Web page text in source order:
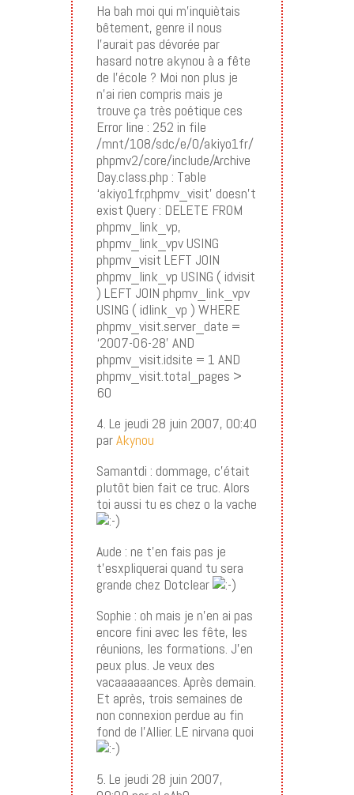
Ha bah moi qui m’inquiètais
bêtement, genre il nous
l’aurait pas dévorée par
hasard notre akynou à a fête
de l’école ? Moi non plus je
n’ai rien compris mais je
trouve ça très poétique ces
Error line : 252 in file
/mnt/108/sdc/e/0/akiyo1fr/
phpmv2/core/include/Archive
Day.class.php : Table
‘akiyo1fr.phpmv_visit’ doesn’t
exist Query : DELETE FROM
phpmv_link_vp,
phpmv_link_vpv USING
phpmv_visit LEFT JOIN
phpmv_link_vp USING ( idvisit
) LEFT JOIN phpmv_link_vpv
USING ( idlink_vp ) WHERE
phpmv_visit.server_date =
‘2007-06-28’ AND
phpmv_visit.idsite = 1 AND
phpmv_visit.total_pages >
60
4. Le jeudi 28 juin 2007, 00:40
parAkynou
Samantdi : dommage, c’était
plutôt bien fait ce truc. Alors
toi aussi tu es chez o la vache
Aude : ne t’en fais pas je
t’esxpliquerai quand tu sera
grande chez Dotclear
Sophie : oh mais je n’en ai pas
encore fini avec les fête, les
réunions, les formations. J’en
peux plus. Je veux des
vacaaaaaances. Après demain.
Et après, trois semaines de
non connexion perdue au fin
fond de l’Allier. LE nirvana quoi
5. Le jeudi 28 juin 2007,